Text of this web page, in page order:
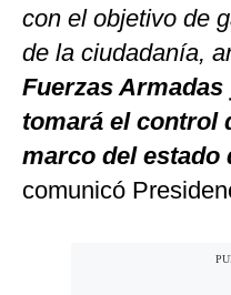
con el objetivo de
de la ciudadanía,
Fuerzas
tomará el control
marco del estado
comunicó